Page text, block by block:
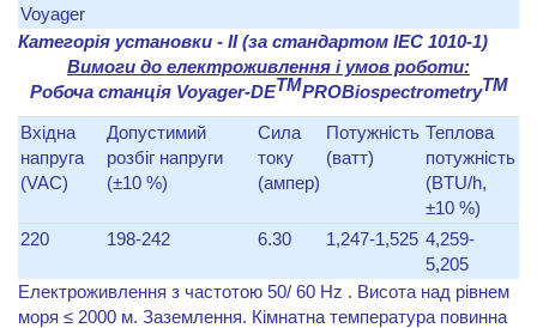
Voyager
Категорія установки - ІІ (за стандартом IEC 1010-1)
Вимоги до електроживлення і умов роботи:
Робоча станція Voyager-DETMPROBiospectrometryTM
Вхідна
напруга
(VAC)
Допустимий
розбіг напруги
(±10 %)
Сила
току
(ампер)
Потужність
(ватт)
Теплова
потужність
(BTU/h,
±10 %)
220
198-242 6.30 1,247-1,525 4,259-
5,205
Електроживлення з частотою 50/ 60 Hz . Висота над рівнем
моря ≤ 2000 м. Заземлення. Кімнатна температура повинна